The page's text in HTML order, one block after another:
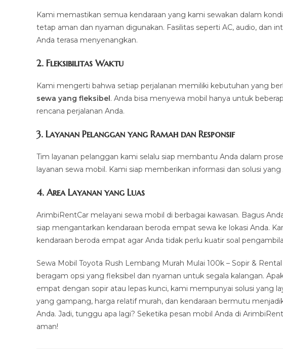
Kami memastikan semua kendaraan yang kami sewakan dalam
tetap aman dan nyaman digunakan. Fasilitas seperti AC, audio, dan
Anda terasa menyenangkan.
2. Fleksibilitas Waktu
Kami mengerti bahwa setiap perjalanan memiliki kebutuhan yang
sewa yang fleksibel. Anda bisa menyewa mobil hanya untuk
rencana perjalanan Anda.
3. Layanan Pelanggan yang Ramah dan Responsif
Tim layanan pelanggan kami selalu siap membantu Anda dalam
layanan sewa mobil. Kami siap memberikan informasi dan solusi
4. Area Layanan yang Luas
ArimbiRentCar melayani sewa mobil di berbagai kawasan. Bagus
siap mengantarkan kendaraan beroda empat sewa ke lokasi Anda.
kendaraan beroda empat agar Anda tidak perlu kuatir soal
Sewa Mobil Toyota Rush Lembang Murah Mulai 100k – Sopir &
beragam opsi yang fleksibel dan nyaman untuk segala kalangan.
empat dengan sopir atau lepas kunci, kami mempunyai solusi yang
yang gampang, harga relatif murah, dan kendaraan bermutu
Anda. Jadi, tunggu apa lagi? Seketika pesan mobil Anda di
aman!